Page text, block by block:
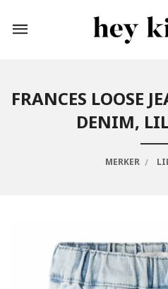
innholdet
FRANCES LOOSE
DENIM,
MERKER